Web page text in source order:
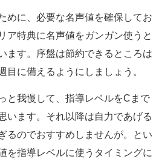
めに、必要な名声値を確保してお
ア特典に名声値をガンガン使うと
ます。序盤は節約できるところは
目に備えるようにしましょう。
と我慢して、指導レベルをCまで
います。それ以降は自力であげる
るのでおすすめしませんが。とい
を指導レベルに使うタイミングに